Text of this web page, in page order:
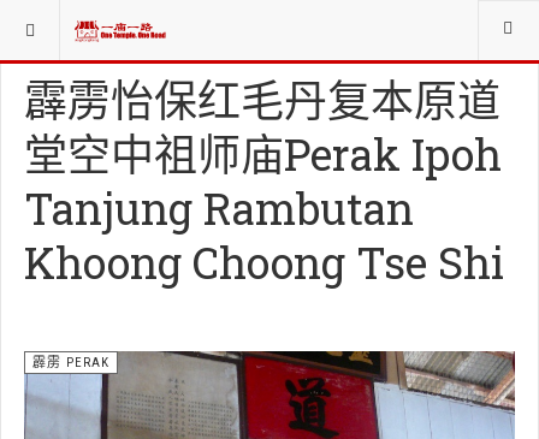
当前位置： 庙寺宫坛堂社CHINESE WORSHIP ORG.
霹雳怡保红毛丹复本原道
堂空中祖师庙Perak Ipoh
Tanjung Rambutan
Khoong Choong Tse Shi
霹雳 PERAK